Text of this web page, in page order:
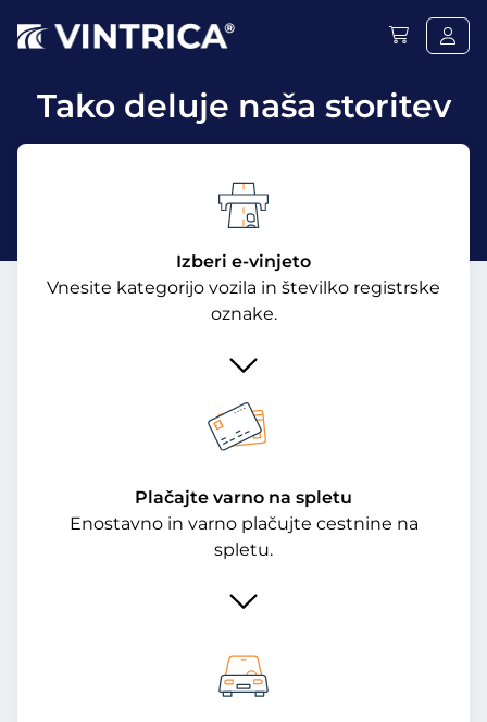
Tako deluje naša storitev
Izberi e-vinjeto
Vnesite kategorijo vozila in številko registrske
oznake.
Plačajte varno na spletu
Enostavno in varno plačujte cestnine na
spletu.